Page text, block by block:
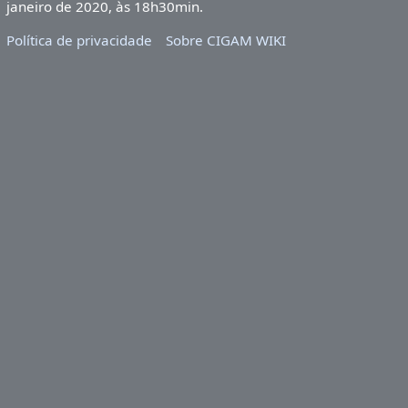
janeiro de 2020, às 18h30min.
Política de privacidade
Sobre CIGAM WIKI